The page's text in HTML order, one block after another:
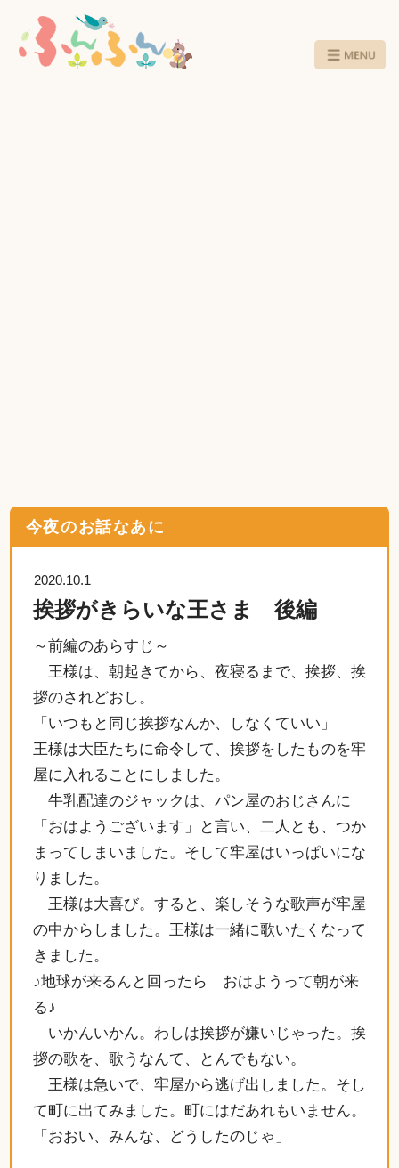
今夜のお話なあに
2020.10.1
挨拶がきらいな王さま 後編
～前編のあらすじ～
王様は、朝起きてから、夜寝るまで、挨拶、挨
拶のされどおし。
「いつもと同じ挨拶なんか、しなくていい」
王様は大臣たちに命令して、挨拶をしたものを牢
屋に入れることにしました。
牛乳配達のジャックは、パン屋のおじさんに
「おはようございます」と言い、二人とも、つか
まってしまいました。そして牢屋はいっぱいにな
りました。
王様は大喜び。すると、楽しそうな歌声が牢屋
の中からしました。王様は一緒に歌いたくなって
きました。
♪地球が来るんと回ったら おはようって朝が来
る♪
いかんいかん。わしは挨拶が嫌いじゃった。挨
拶の歌を、歌うなんて、とんでもない。
王様は急いで、牢屋から逃げ出しました。そし
て町に出てみました。町にはだあれもいません。
「おおい、みんな、どうしたのじゃ」